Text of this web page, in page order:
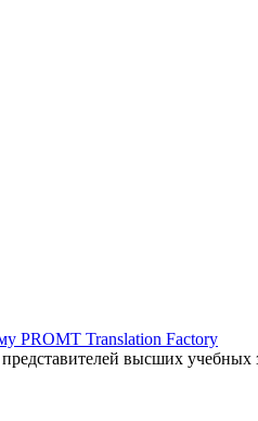
PROMT Translation Factory
высших учебных